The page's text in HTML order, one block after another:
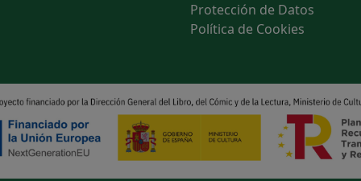
Protección de Datos
Política de Cookies